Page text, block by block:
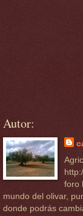
Autor:
foro
mundo del olivar,
donde podrás